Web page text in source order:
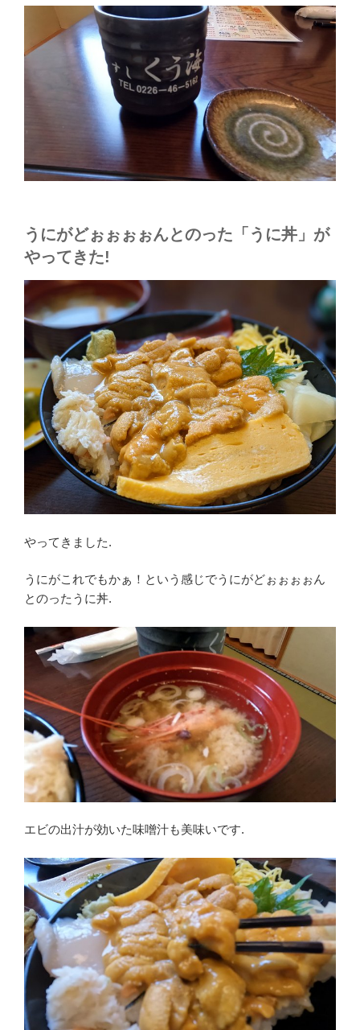
うにがどぉぉぉぉんとのった「うに丼」が
やってきた!
やってきました.
うにがこれでもかぁ！という感じでうにがどぉぉぉぉん
とのったうに丼.
エビの出汁が効いた味噌汁も美味いです.